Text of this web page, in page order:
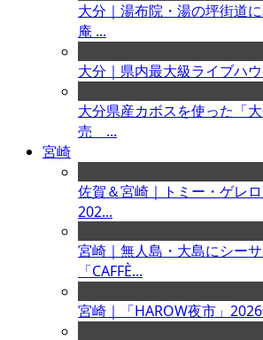
大分｜湯布院・湯の坪街道
庵 ...
大分｜県内最大級ライブハ
大分県産カボスを使った「
売 ...
宮崎
佐賀＆宮崎｜トミー・ゲレ
202...
宮崎｜無人島・大島にシー
「CAFFÈ...
宮崎｜「HAROW夜市」